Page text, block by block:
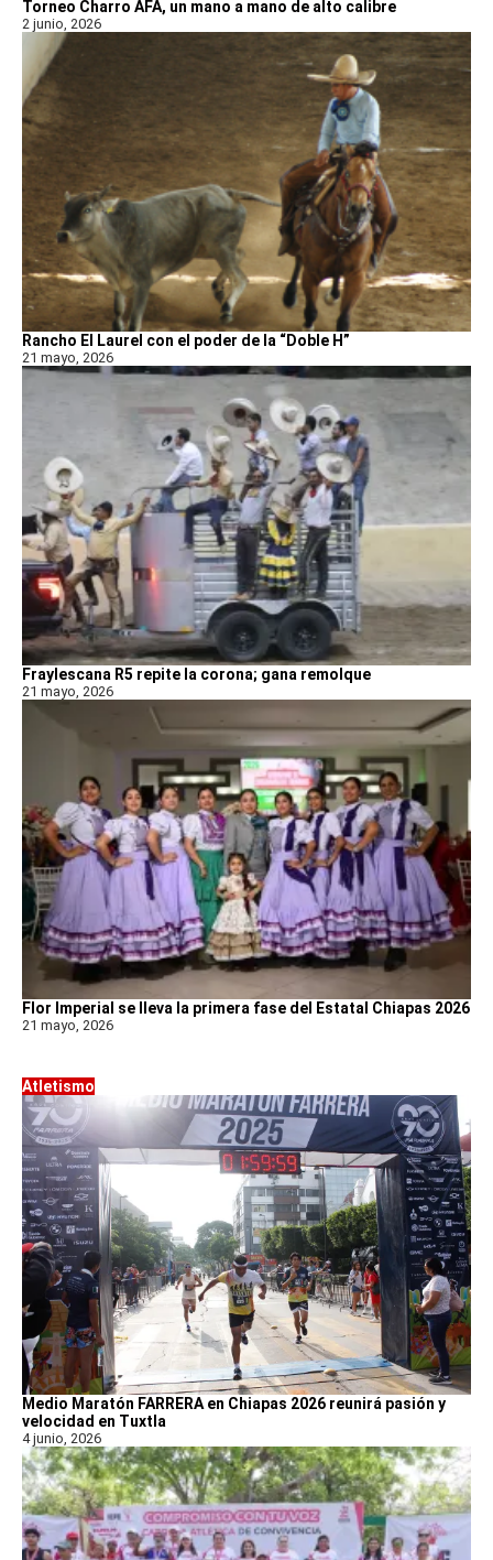
Torneo Charro AFA, un mano a mano de alto calibre
2 junio, 2026
Rancho El Laurel con el poder de la “Doble H”
21 mayo, 2026
Fraylescana R5 repite la corona; gana remolque
21 mayo, 2026
Flor Imperial se lleva la primera fase del Estatal Chiapas 2026
21 mayo, 2026
Atletismo
Medio Maratón FARRERA en Chiapas 2026 reunirá pasión y
velocidad en Tuxtla
4 junio, 2026